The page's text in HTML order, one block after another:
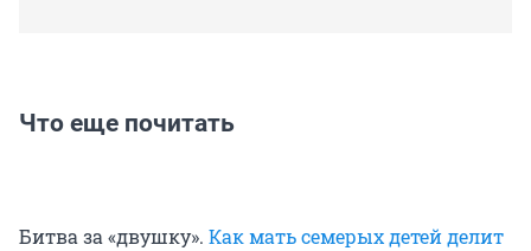
Что еще почитать
Битва за «двушку». Как мать семерых детей делит